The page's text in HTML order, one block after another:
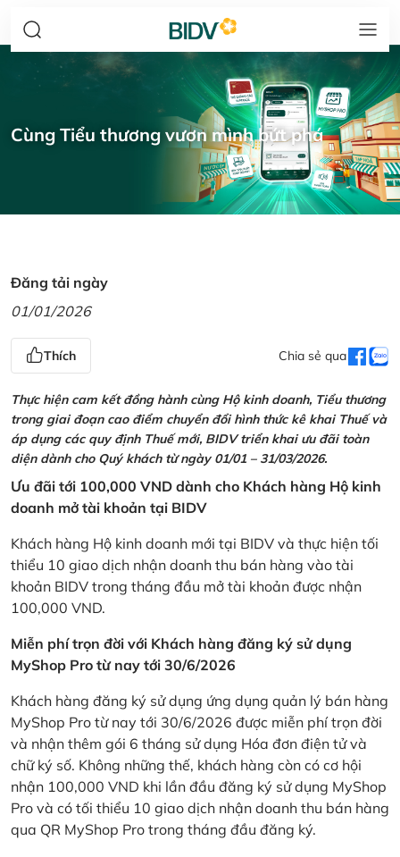
Cùng Tiểu thương vươn mình bứt phá
Đăng tải ngày
01/01/2026
Thích Chia sẻ qua
Thực hiện cam kết đồng hành cùng Hộ kinh doanh, Tiểu thương
trong giai đoạn cao điểm chuyển đổi hình thức kê khai Thuế và
áp dụng các quy định Thuế mới, BIDV triển khai ưu đãi toàn
diện dành cho Quý khách từ ngày 01/01 – 31/03/2026.
Ưu đãi tới 100,000 VND dành cho Khách hàng Hộ kinh
doanh mở tài khoản tại BIDV
Khách hàng Hộ kinh doanh mới tại BIDV và thực hiện tối
thiểu 10 giao dịch nhận doanh thu bán hàng vào tài
khoản BIDV trong tháng đầu mở tài khoản được nhận
100,000 VND.
Miễn phí trọn đời với Khách hàng đăng ký sử dụng
MyShop Pro từ nay tới 30/6/2026
Khách hàng đăng ký sử dụng ứng dụng quản lý bán hàng
MyShop Pro từ nay tới 30/6/2026 được miễn phí trọn đời
và nhận thêm gói 6 tháng sử dụng Hóa đơn điện tử và
chữ ký số. Không những thế, khách hàng còn có cơ hội
nhận 100,000 VND khi lần đầu đăng ký sử dụng MyShop
Pro và có tối thiểu 10 giao dịch nhận doanh thu bán hàng
qua QR MyShop Pro trong tháng đầu đăng ký.